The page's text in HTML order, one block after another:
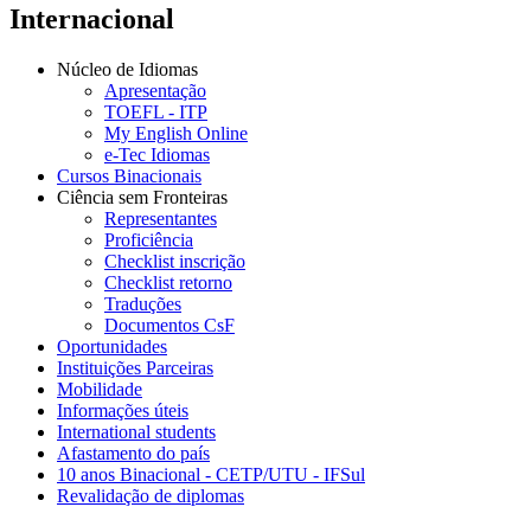
Internacional
Núcleo de Idiomas
Apresentação
TOEFL - ITP
My English Online
e-Tec Idiomas
Cursos Binacionais
Ciência sem Fronteiras
Representantes
Proficiência
Checklist inscrição
Checklist retorno
Traduções
Documentos CsF
Oportunidades
Instituições Parceiras
Mobilidade
Informações úteis
International students
Afastamento do país
10 anos Binacional - CETP/UTU - IFSul
Revalidação de diplomas